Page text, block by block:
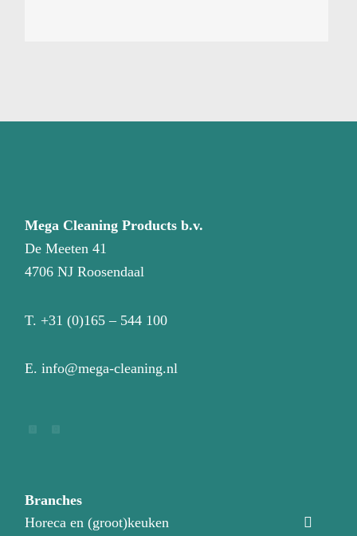
Mega Cleaning Products b.v.
De Meeten 41
4706 NJ Roosendaal
T. +31 (0)165 – 544 100
E.info@mega-cleaning.nl
Branches
Horeca en (groot)keuken